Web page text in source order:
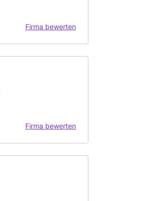
Firma bewerten
Firma bewerten